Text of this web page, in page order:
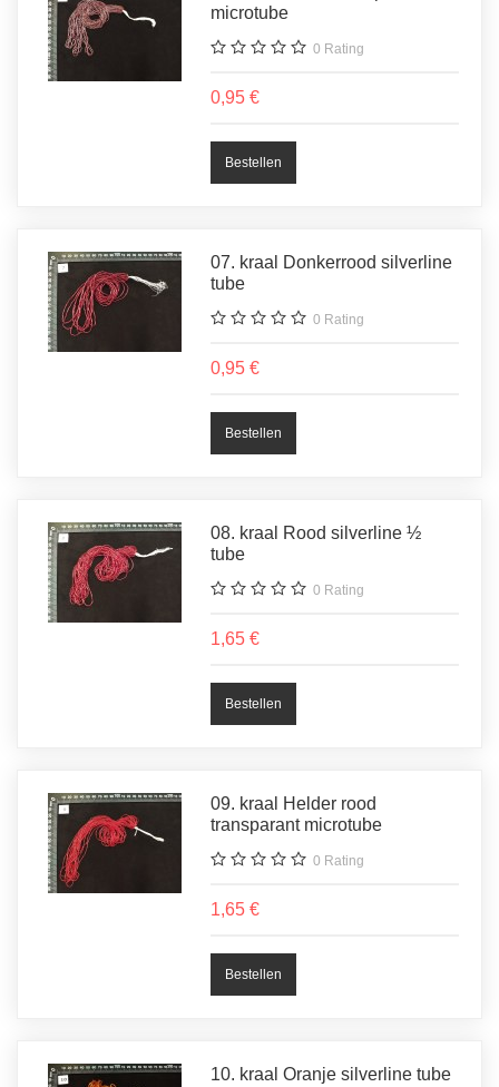
microtube
0 Rating
0,95 €
07. kraal Donkerrood silverline
tube
0 Rating
0,95 €
08. kraal Rood silverline ½
tube
0 Rating
1,65 €
09. kraal Helder rood
transparant microtube
0 Rating
1,65 €
10. kraal Oranje silverline tube